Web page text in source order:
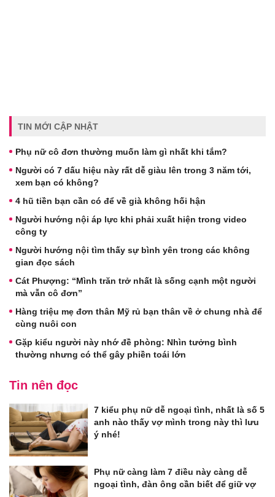
TIN MỚI CẬP NHẬT
Phụ nữ cô đơn thường muốn làm gì nhất khi tắm?
Người có 7 dấu hiệu này rất dễ giàu lên trong 3 năm tới,
xem bạn có không?
4 hũ tiền bạn cần có để về già không hối hận
Người hướng nội áp lực khi phải xuất hiện trong video
công ty
Người hướng nội tìm thấy sự bình yên trong các không
gian đọc sách
Cát Phượng: “Mình trăn trở nhất là sống cạnh một người
mà vẫn cô đơn”
Hàng triệu mẹ đơn thân Mỹ rủ bạn thân về ở chung nhà để
cùng nuôi con
Gặp kiểu người này nhớ đề phòng: Nhìn tưởng bình
thường nhưng có thể gây phiền toái lớn
Tin nên đọc
7 kiểu phụ nữ dễ ngoại tình, nhất là số 5
anh nào thấy vợ mình trong này thì lưu
ý nhé!
Phụ nữ càng làm 7 điều này càng dễ
ngoại tình, đàn ông cần biết để giữ vợ